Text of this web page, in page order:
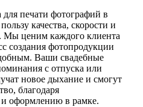
печати фотографий в
качества, скорости и
Мы ценим каждого клиента
создания фотопродукции
Ваши свадебные
с отпуска или
новое дыхание и смогут
благодаря
и оформлению в рамке.